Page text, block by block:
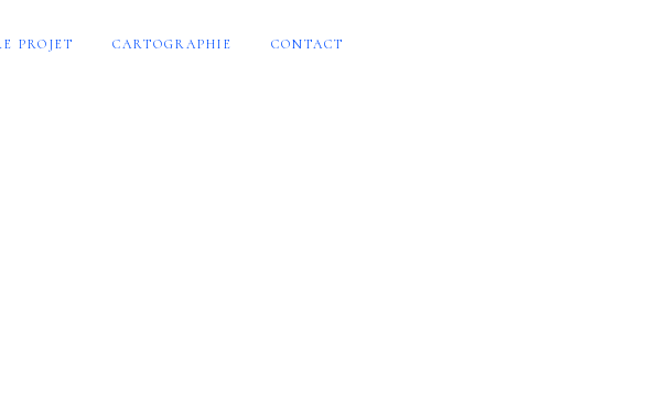
PROJET CARTOGRAPHIE CONTACT